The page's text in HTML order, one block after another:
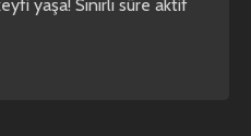
yaşa! Sınırlı süre aktif